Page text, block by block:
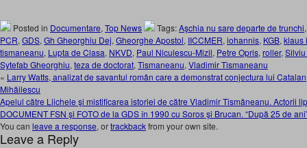
Posted in Documentare, Top News Tags:Aşchia nu sare departe de trunchi
PCR, GDS, Gh Gheorghiu Dej, Gheorghe Apostol, IICCMER, iohannis, KGB, klaus
tismaneanu, Lupta de Clasa, NKVD, Paul Niculescu-Mizil, Petre Opris, roller,
Sytefab Gheorghiu, teza de doctorat, Tismaneanu, Vladimir Tismaneanu
« Larry Watts, analizat de savantul român care a demonstrat conjectura lui
Mihăilescu
Apelul către Liichele şi mistificarea istoriei de către Vladimir Tismăneanu. Actorii
DOCUMENT FSN şi FOTO de la GDS în 1990 cu Soros şi Brucan. “După 25 de
You can leave a response, ortrackbackfrom your own site.
Leave a Reply